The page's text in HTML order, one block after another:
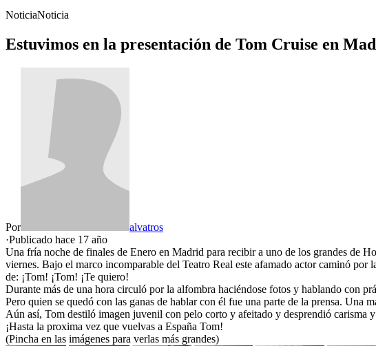
NoticiaNoticia
Estuvimos en la presentación de Tom Cruise en
Por
alvatros
·Publicado hace 17 año
Una fría noche de finales de Enero en Madrid para recibir a uno de los grandes de
viernes. Bajo el marco incomparable del Teatro Real este afamado actor caminó
de: ¡Tom! ¡Tom! ¡Te quiero!
Durante más de una hora circuló por la alfombra haciéndose fotos y hablando con
Pero quien se quedó con las ganas de hablar con él fue una parte de la prensa.
Aún así, Tom destiló imagen juvenil con pelo corto y afeitado y desprendió carisma
¡Hasta la proxima vez que vuelvas a España Tom!
(Pincha en las imágenes para verlas más grandes)